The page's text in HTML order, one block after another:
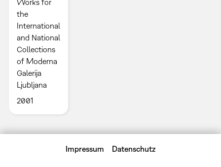
Works for
the
International
and National
Collections
of Moderna
Galerija
Ljubljana
2001
Impressum Datenschutz